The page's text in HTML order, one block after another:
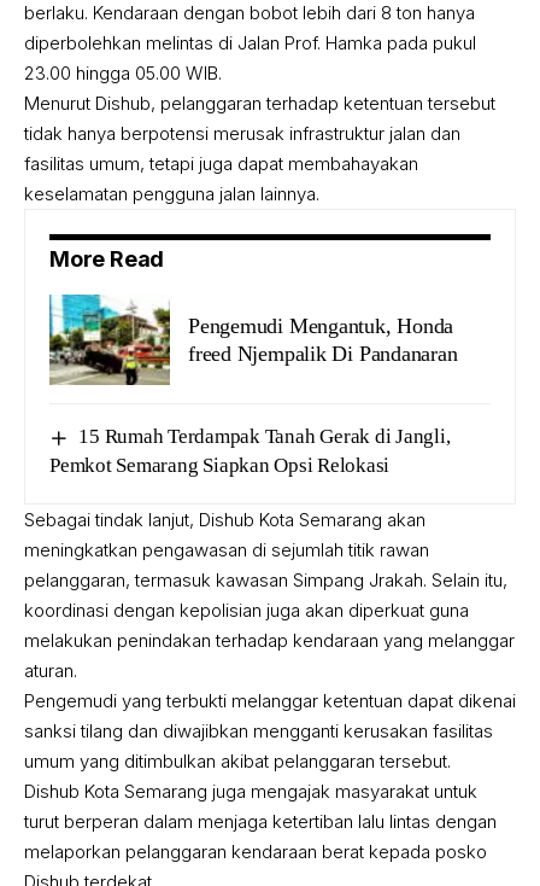
berlaku. Kendaraan dengan bobot lebih dari 8 ton hanya
diperbolehkan melintas di Jalan Prof. Hamka pada pukul
23.00 hingga 05.00 WIB.
Menurut Dishub, pelanggaran terhadap ketentuan tersebut
tidak hanya berpotensi merusak infrastruktur jalan dan
fasilitas umum, tetapi juga dapat membahayakan
keselamatan pengguna jalan lainnya.
More Read
Pengemudi Mengantuk, Honda
freed Njempalik Di Pandanaran
15 Rumah Terdampak Tanah Gerak di Jangli,
Pemkot Semarang Siapkan Opsi Relokasi
Sebagai tindak lanjut, Dishub Kota Semarang akan
meningkatkan pengawasan di sejumlah titik rawan
pelanggaran, termasuk kawasan Simpang Jrakah. Selain itu,
koordinasi dengan kepolisian juga akan diperkuat guna
melakukan penindakan terhadap kendaraan yang melanggar
aturan.
Pengemudi yang terbukti melanggar ketentuan dapat dikenai
sanksi tilang dan diwajibkan mengganti kerusakan fasilitas
umum yang ditimbulkan akibat pelanggaran tersebut.
Dishub Kota Semarang juga mengajak masyarakat untuk
turut berperan dalam menjaga ketertiban lalu lintas dengan
melaporkan pelanggaran kendaraan berat kepada posko